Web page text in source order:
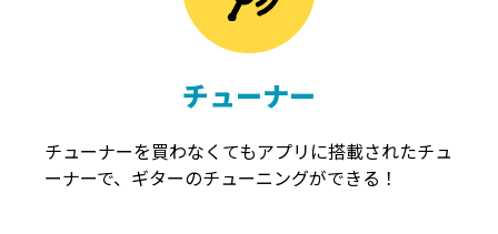
チューナー
チューナーを買わなくてもアプリに搭載されたチュ
ーナーで、ギターのチューニングができる！